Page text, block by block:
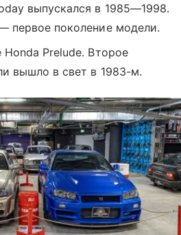
выпускался в 1985—1998.
первое поколение модели.
Honda Prelude. Второе
вышло в свет в 1983-м.